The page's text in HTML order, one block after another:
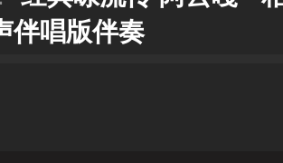
伴唱版伴奏